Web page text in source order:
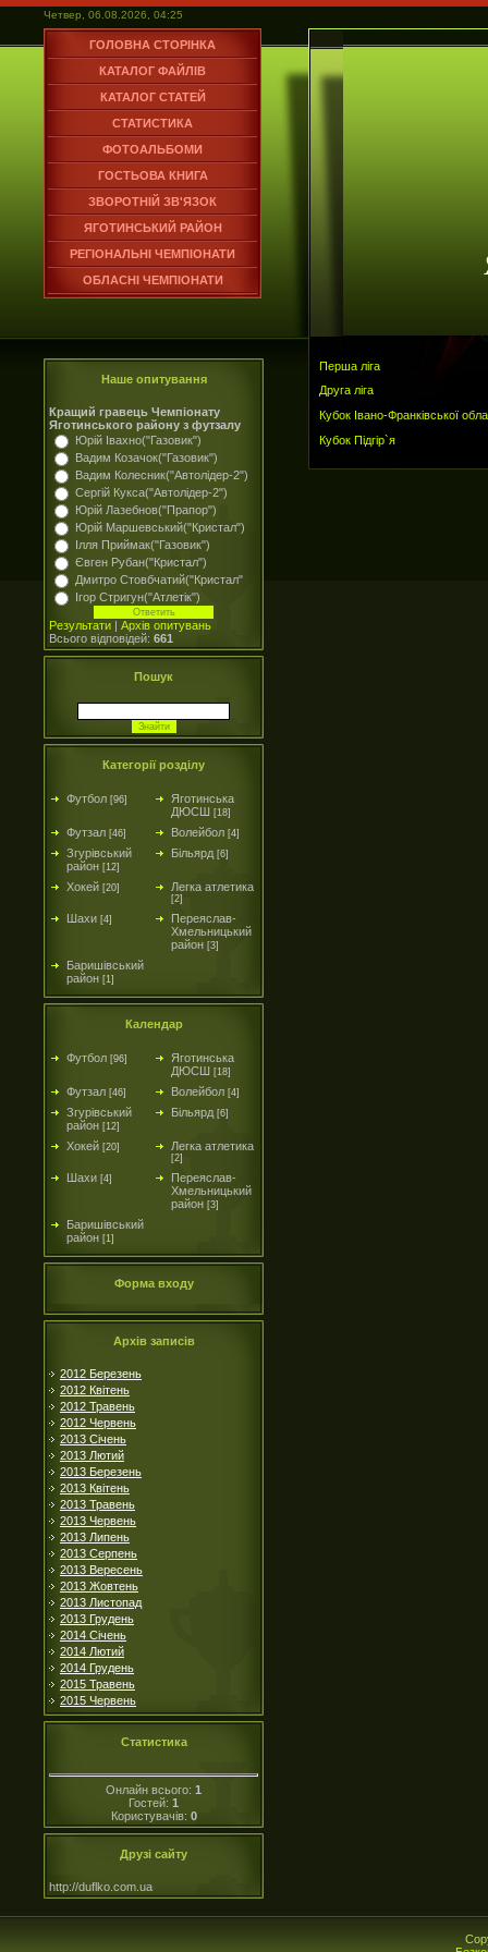
Четвер, 06.08.2026, 04:25
ГОЛОВНА СТОРІНКА
КАТАЛОГ ФАЙЛІВ
КАТАЛОГ СТАТЕЙ
СТАТИСТИКА
ФОТОАЛЬБОМИ
ГОСТЬОВА КНИГА
ЗВОРОТНІЙ ЗВ'ЯЗОК
ЯГОТИНСЬКИЙ РАЙОН
РЕГІОНАЛЬНІ ЧЕМПІОНАТИ
ОБЛАСНІ ЧЕМПІОНАТИ
Наше опитування
Кращий гравець Чемпіонату
Яготинського району з футзалу
Юрій Івахно("Газовик")
Вадим Козачок("Газовик")
Вадим Колесник("Автолідер-2")
Сергій Кукса("Автолідер-2")
Юрій Лазебнов("Прапор")
Юрій Маршевський("Кристал")
Ілля Приймак("Газовик")
Євген Рубан("Кристал")
Дмитро Стовбчатий("Кристал"
Ігор Стригун("Атлетік")
Результати | Архів опитувань
Всього відповідей: 661
Пошук
Категорії розділу
Футбол [96]
Яготинська
ДЮСШ [18]
Футзал [46] Волейбол [4]
Згурівський
район [12]
Більярд [6]
Хокей [20] Легка атлетика
[2]
Шахи [4]
Переяслав-
Хмельницький
район [3]
Баришівський
район [1]
Календар
Футбол [96]
Яготинська
ДЮСШ [18]
Футзал [46] Волейбол [4]
Згурівський
район [12]
Більярд [6]
Хокей [20] Легка атлетика
[2]
Шахи [4]
Переяслав-
Хмельницький
район [3]
Баришівський
район [1]
Форма входу
Архів записів
2012 Березень
2012 Квітень
2012 Травень
2012 Червень
2013 Січень
2013 Лютий
2013 Березень
2013 Квітень
2013 Травень
2013 Червень
2013 Липень
2013 Серпень
2013 Вересень
2013 Жовтень
2013 Листопад
2013 Грудень
2014 Січень
2014 Лютий
2014 Грудень
2015 Травень
2015 Червень
Статистика
Онлайн всього: 1
Гостей: 1
Користувачів: 0
Друзі сайту
http://duflko.com.ua
Перша ліга
Друга ліга
Кубок Івано-Франківської
Кубок Підгір`я